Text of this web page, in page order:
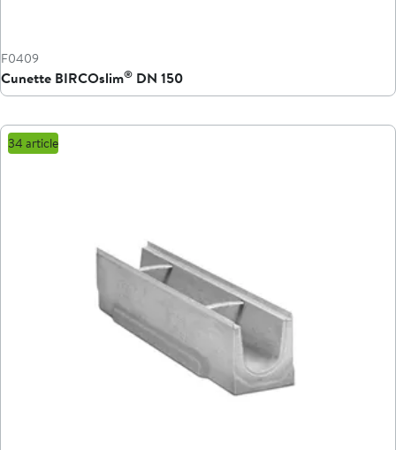
F0409
Cunette BIRCOslim® DN 150
34 article